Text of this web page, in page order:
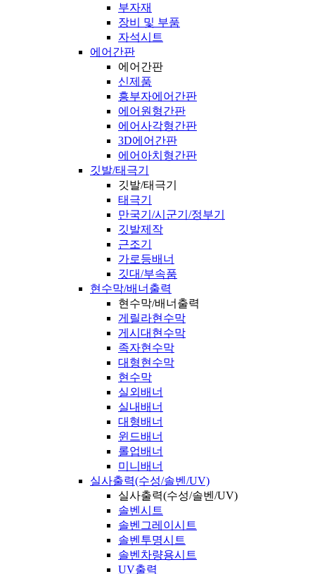
부자재
장비 및 부품
자석시트
에어간판
에어간판
신제품
흥부자에어간판
에어원형간판
에어사각형간판
3D에어간판
에어아치형간판
깃발/태극기
깃발/태극기
태극기
만국기/시군기/정부기
깃발제작
근조기
가로등배너
깃대/부속품
현수막/배너출력
현수막/배너출력
게릴라현수막
게시대현수막
족자현수막
대형현수막
현수막
실외배너
실내배너
대형배너
윈드배너
롤업배너
미니배너
실사출력(수성/솔벤/UV)
실사출력(수성/솔벤/UV)
솔벤시트
솔벤그레이시트
솔벤투명시트
솔벤차량용시트
UV출력